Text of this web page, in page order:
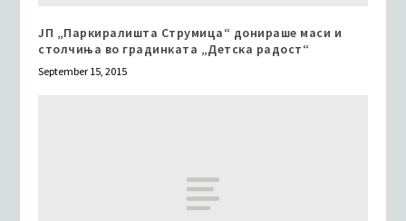
ЈП „Паркиралишта Струмица“ донираше маси и
столчиња во градинката „Детска радост“
September 15, 2015